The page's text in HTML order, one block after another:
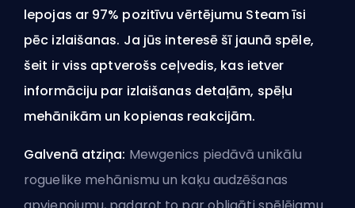
lepojas ar 97% pozitīvu vērtējumu Steam īsi
pēc izlaišanas. Ja jūs interesē šī jaunā spēle,
šeit ir viss aptverošs ceļvedis, kas ietver
informāciju par izlaišanas detaļām, spēļu
mehānikām un kopienas reakcijām.
Galvenā atziņa: Mewgenics piedāvā unikālu
roguelike mehānismu un kaķu audzēšanas